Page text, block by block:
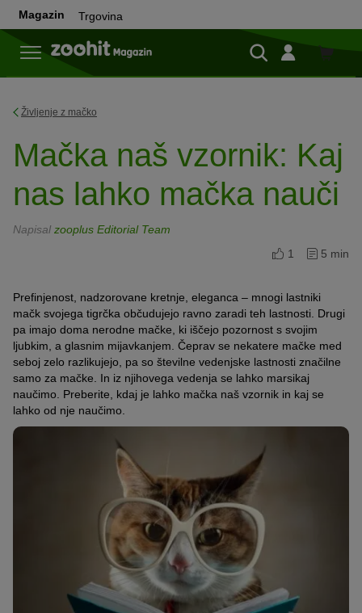
Magazin Trgovina
Življenje z mačko
Mačka naš vzornik: Kaj
nas lahko mačka nauči
Napisal zooplus Editorial Team
1
5 min
Prefinjenost, nadzorovane kretnje, eleganca – mnogi lastniki
mačk svojega tigrčka občudujejo ravno zaradi teh lastnosti. Drugi
pa imajo doma nerodne mačke, ki iščejo pozornost s svojim
ljubkim, a glasnim mijavkanjem. Čeprav se nekatere mačke med
seboj zelo razlikujejo, pa so številne vedenjske lastnosti značilne
samo za mačke. In iz njihovega vedenja se lahko marsikaj
naučimo. Preberite, kdaj je lahko mačka naš vzornik in kaj se
lahko od nje naučimo.